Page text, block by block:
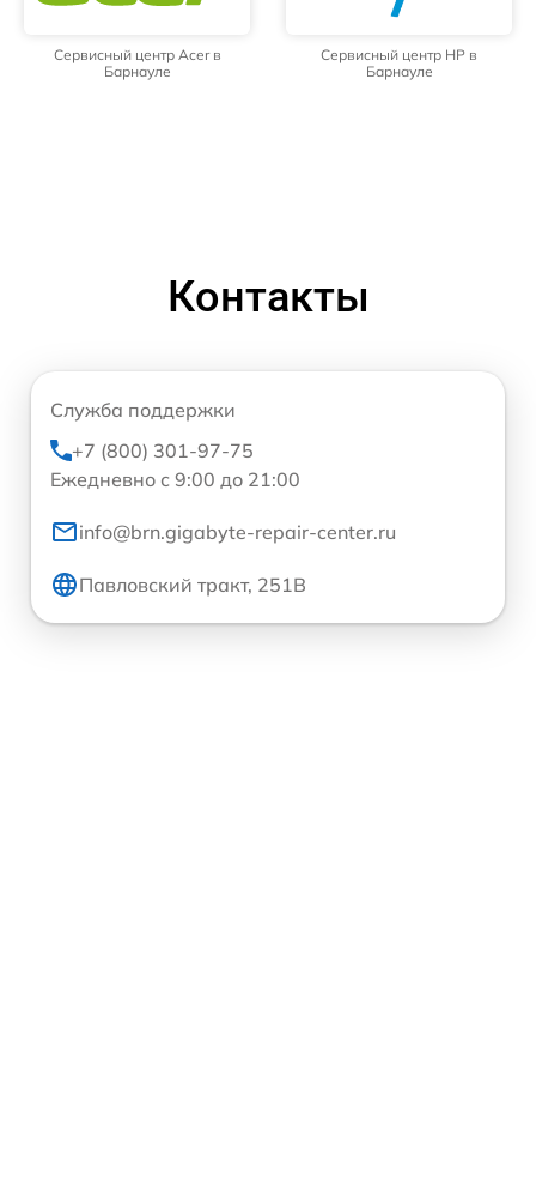
Сервисный центр Acer в
Барнауле
Сервисный центр HP в
Барнауле
Контакты
Служба поддержки
+7 (800) 301-97-75
Ежедневно с 9:00 до 21:00
info@brn.gigabyte-repair-center.ru
Павловский тракт, 251В